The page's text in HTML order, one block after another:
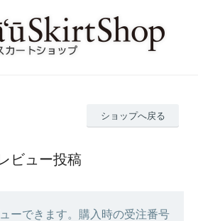
ショップへ戻る
ビュー投稿
ーできます。購入時の受注番号